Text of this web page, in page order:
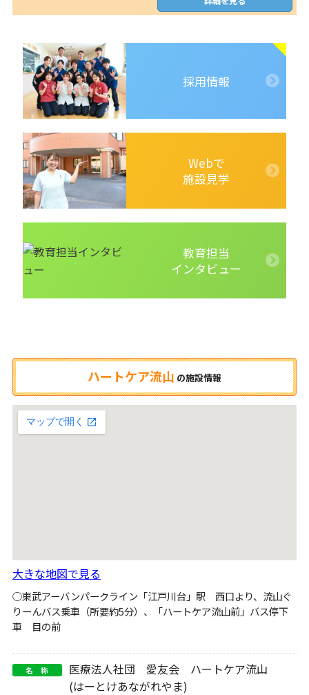
採用情報
Webで
施設見学
教育担当
インタビュー
ハートケア流山 の施設情報
大きな地図で見る
○東武アーバンパークライン「江戸川台」駅 西口より、流山ぐ
りーんバス乗車（所要約5分）、「ハートケア流山前」バス停下
車 目の前
名 称
医療法人社団 愛友会 ハートケア流山
(はーとけあながれやま)